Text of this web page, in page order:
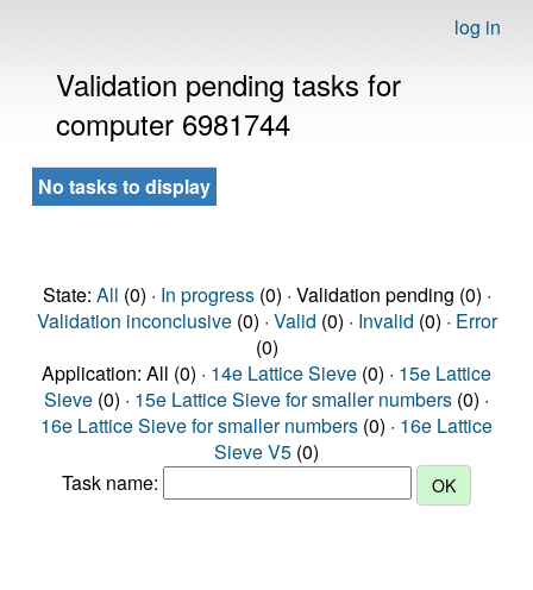
log in
Validation pending tasks for
computer 6981744
No tasks to display
State: All (0) · In progress(0) · Validation pending (0) ·
Validation inconclusive(0) · Valid (0) · Invalid (0) · Error
(0)
Application: All (0) · 14e Lattice Sieve (0) · 15e Lattice
Sieve (0) · 15e Lattice Sieve for smaller numbers (0) ·
16e Lattice Sieve for smaller numbers (0) · 16e Lattice
Sieve V5 (0)
Task name: